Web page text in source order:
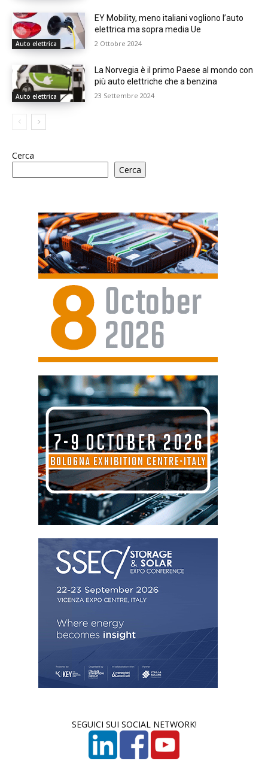
Auto elettrica
EY Mobility, meno italiani vogliono l’auto
elettrica ma sopra media Ue
2 Ottobre 2024
Auto elettrica
La Norvegia è il primo Paese al mondo con
più auto elettriche che a benzina
23 Settembre 2024
Cerca
Cerca
SEGUICI SUI SOCIAL NETWORK!